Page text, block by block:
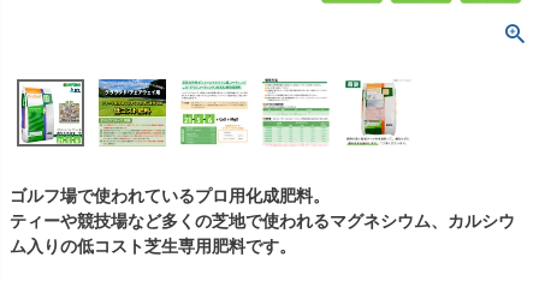
ゴルフ場で使われているプロ用化成肥料。
ティーや競技場など多くの芝地で使われるマグネシウム、カルシウ
ム入りの低コスト芝生専用肥料です。